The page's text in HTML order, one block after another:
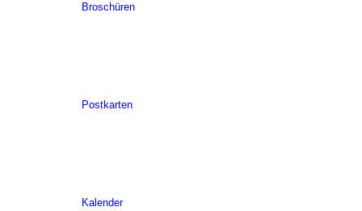
Broschüren
Postkarten
Kalender